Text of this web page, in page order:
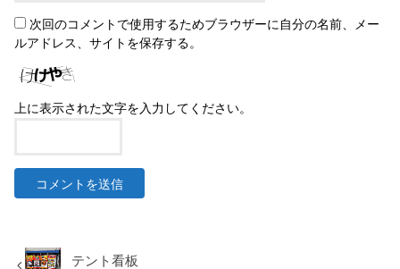
次回のコメントで使用するためブラウザーに自分の名前、メー
ルアドレス、サイトを保存する。
上に表示された文字を入力してください。
テント看板